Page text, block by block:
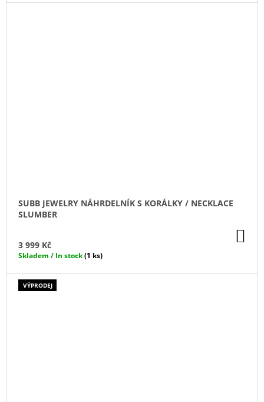
SUBB JEWELRY NÁHRDELNÍK S KORÁLKY / NECKLACE
SLUMBER
3 999 Kč
Skladem / In stock(1 ks)
VÝPRODEJ